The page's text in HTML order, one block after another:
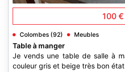
100 €
Colombes (92) Meubles
Table à manger
Je vends une table de salle à
couleur gris et beige très bon